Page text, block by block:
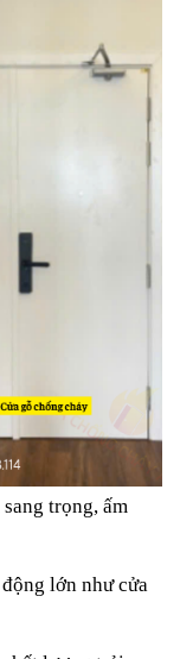
trọng, ấm
lớn như cửa